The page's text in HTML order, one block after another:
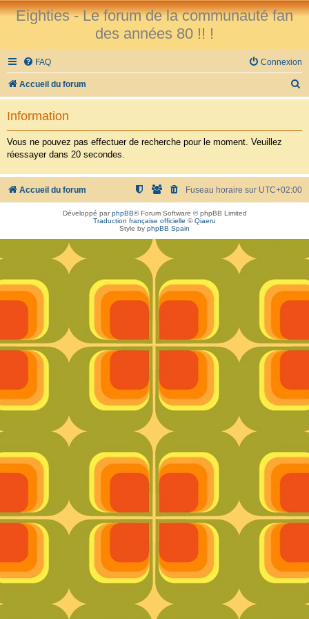
Eighties - Le forum de la communauté fan
des années 80 !! !
FAQ Connexion
Accueil du forum
e
r
c
Information
Vous ne pouvez pas effectuer de recherche pour le moment. Veuillez
réessayer dans 20 secondes.
Accueil du forum Fuseau horaire sur UTC+02:00
Développé parphpBB® Forum Software © phpBB Limited
Traduction française officielle ©Qiaeru
Style by phpBB Spain